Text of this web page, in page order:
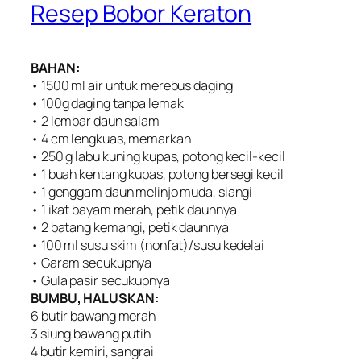
Resep Bobor Keraton
BAHAN:
• 1500 ml air untuk merebus daging
• 100g daging tanpa lemak
• 2 lembar daun salam
• 4 cm lengkuas, memarkan
• 250 g labu kuning kupas, potong kecil-kecil
• 1 buah kentang kupas, potong bersegi kecil
• 1 genggam daun melinjo muda, siangi
• 1 ikat bayam merah, petik daunnya
• 2 batang kemangi, petik daunnya
• 100 ml susu skim (nonfat)/susu kedelai
• Garam secukupnya
• Gula pasir secukupnya
BUMBU, HALUSKAN:
6 butir bawang merah
3 siung bawang putih
4 butir kemiri, sangrai